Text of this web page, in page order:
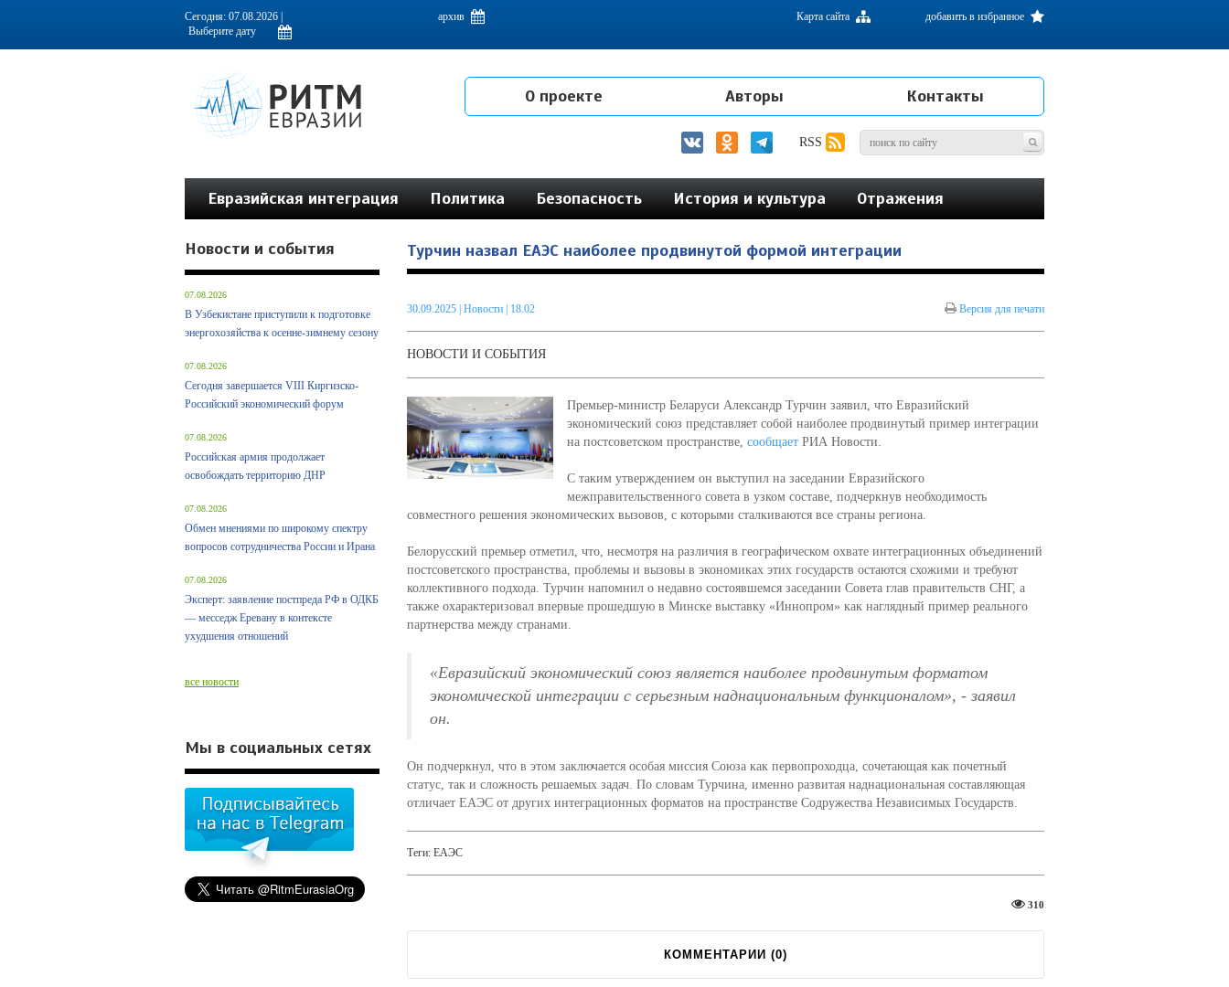
Информационно-аналитическое издание, посвященное актуальным проблемам интеграции на постсоветском пространстве
Сегодня: 07.08.2026 | архив добавить в избранное
Карта сайта
О проекте Авторы Контакты
RSS
Евразийская интеграция Политика Безопасность История и культура Отражения
Турчин назвал ЕАЭС наиболее продвинутой формой интеграции
30.09.2025| Новости | 18.02 Версия для печати
НОВОСТИ И СОБЫТИЯ
Премьер-министр Беларуси Александр Турчин заявил, что Евразийский
экономический союз представляет собой наиболее продвинутый пример интеграции
на постсоветском пространстве, сообщаетРИА Новости.
С таким утверждением он выступил на заседании Евразийского
межправительственного совета в узком составе, подчеркнув необходимость
совместного решения экономических вызовов, с которыми сталкиваются все страны региона.
Белорусский премьер отметил, что, несмотря на различия в географическом охвате интеграционных объединений
постсоветского пространства, проблемы и вызовы в экономиках этих государств остаются схожими и требуют
коллективного подхода. Турчин напомнил о недавно состоявшемся заседании Совета глав правительств СНГ, а
также охарактеризовал впервые прошедшую в Минске выставку «Иннопром» как наглядный пример реального
партнерства между странами.
«Евразийский экономический союз является наиболее продвинутым форматом
экономической интеграции с серьезным наднациональным функционалом», - заявил
он.
Он подчеркнул, что в этом заключается особая миссия Союза как первопроходца, сочетающая как почетный
статус, так и сложность решаемых задач. По словам Турчина, именно развитая наднациональная составляющая
отличает ЕАЭС от других интеграционных форматов на пространстве Содружества Независимых Государств.
Теги: ЕАЭС
310
КОММЕНТАРИИ (0)
Новости и события
07.08.2026
В Узбекистане приступили к подготовке
энергохозяйства к осенне-зимнему сезону
07.08.2026
Сегодня завершается VIII Киргизско-
Российский экономический форум
07.08.2026
Российская армия продолжает
освобождать территорию ДНР
07.08.2026
Обмен мнениями по широкому спектру
вопросов сотрудничества России и Ирана
07.08.2026
Эксперт: заявление постпреда РФ в ОДКБ
— месседж Еревану в контексте
ухудшения отношений
все новости
Мы в социальных сетях